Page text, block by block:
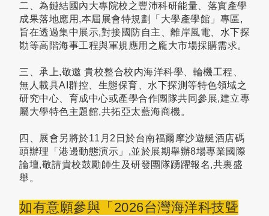
二、為鏈結國內大專院校之豐沛科研能量、落實產學
成果落地應用,本屆展會特規劃「大學產學館」專區,
旨在透過集中展示,對接國防自主、離岸風電、水下探
勘等高階海事工程與軍規應用之龐大市場採購需求。
三、承上,敬邀 貴校整合校内海洋科學、輪機工程、
無人載具AI群控、生態保育、水下探測等特色領域之
研究中心、育成中心或產學合作團隊共同參展,建立專
屬大學特色主題館,共拓亞太藍海商機。
四、展會另將於11月2日於台南福爾摩沙遊艇酒店碼
頭辦理「港邊動態演示」,並於展期舉辦8場專業國際
論壇,敬請貴校鼓勵師生及研發團隊踴躍報名,共裏盛
舉。
如有意願參與「2026台灣海洋科技曁